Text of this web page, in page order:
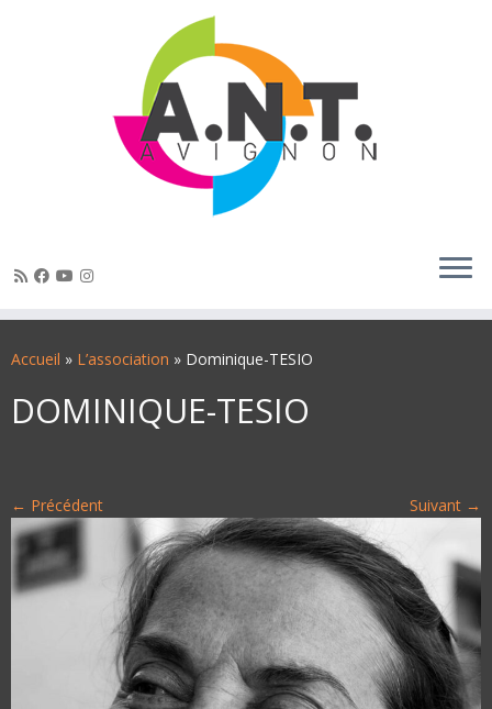
auAccueil » L’association » Dominique-TESIO
DOMINIQUE-TESIO
← Précédent Suivant →